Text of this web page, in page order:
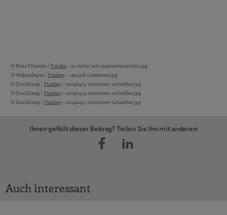
Bildquellen und Copyright-Hinweise
© Piotr Przeszlo / Fotolia– 31-kette-mit-papiermenschen.jpg
© Wokandapix / Pixabay– 190406-classroom.jpg
© StockSnap / Pixabay– 20190415-interview-schodder.jpg
© StockSnap / Pixabay– 20190415-interview-schodder.jpg
© StockSnap / Pixabay– 20190415-interview-schodder.jpg
Ihnen gefällt dieser Beitrag? Teilen Sie ihn mit anderen:
Auch interessant